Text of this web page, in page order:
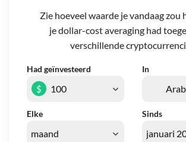
Zie hoeveel waarde je vandaag zou
je dollar-cost averaging had
verschillende
Had geïnvesteerd In
Elke Sinds
$